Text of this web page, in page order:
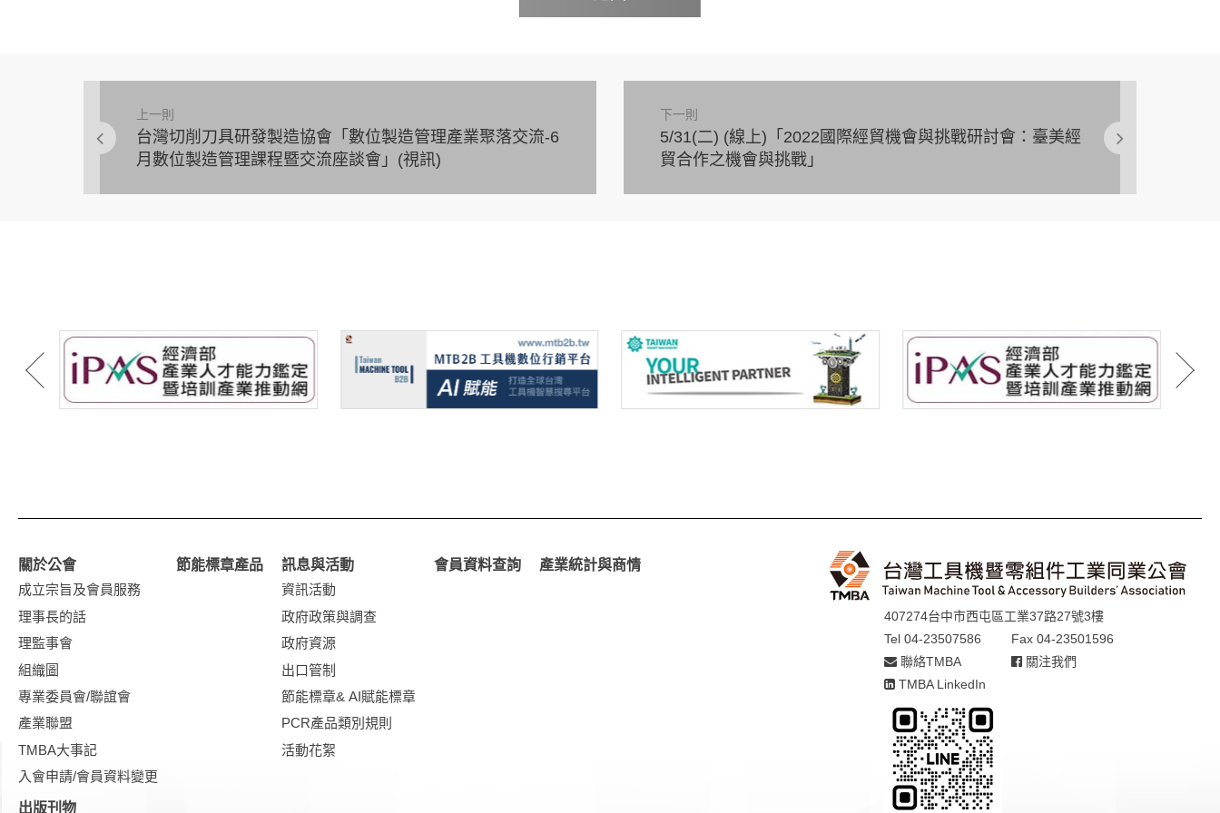
上一則
台灣切削刀具研發製造協會「數位製造管理產業聚落交流-6
月數位製造管理課程暨交流座談會」(視訊)
下一則
5/31(二) (線上)「2022國際經貿機會與挑戰研討會：臺美經
貿合作之機會與挑戰」
關於公會
成立宗旨及會員服務
理事長的話
理監事會
組織圖
專業委員會/聯誼會
產業聯盟
TMBA大事記
入會申請/會員資料變更
節能標章產品
訊息與活動
資訊活動
政府政策與調查
政府資源
出口管制
節能標章& AI賦能標章
PCR產品類別規則
活動花絮
會員資料查詢 產業統計與商情
出版刊物
407274台中市西屯區工業37路27號3樓
Tel 04-23507586
Fax 04-23501596
聯絡TMBA
關注我們
TMBA LinkedIn